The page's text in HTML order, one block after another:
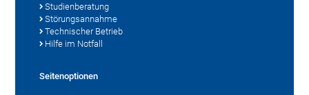
Studienberatung
Störungsannahme
Technischer Betrieb
Hilfe im Notfall
Seitenoptionen